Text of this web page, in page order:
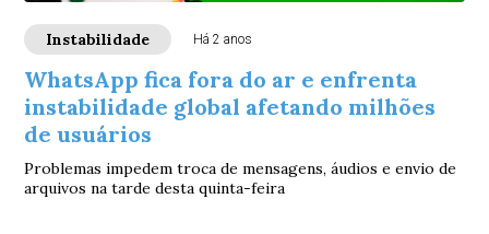
Instabilidade Há 2 anos
WhatsApp fica fora do ar e enfrenta
instabilidade global afetando milhões
de usuários
Problemas impedem troca de mensagens, áudios e envio de
arquivos na tarde desta quinta-feira